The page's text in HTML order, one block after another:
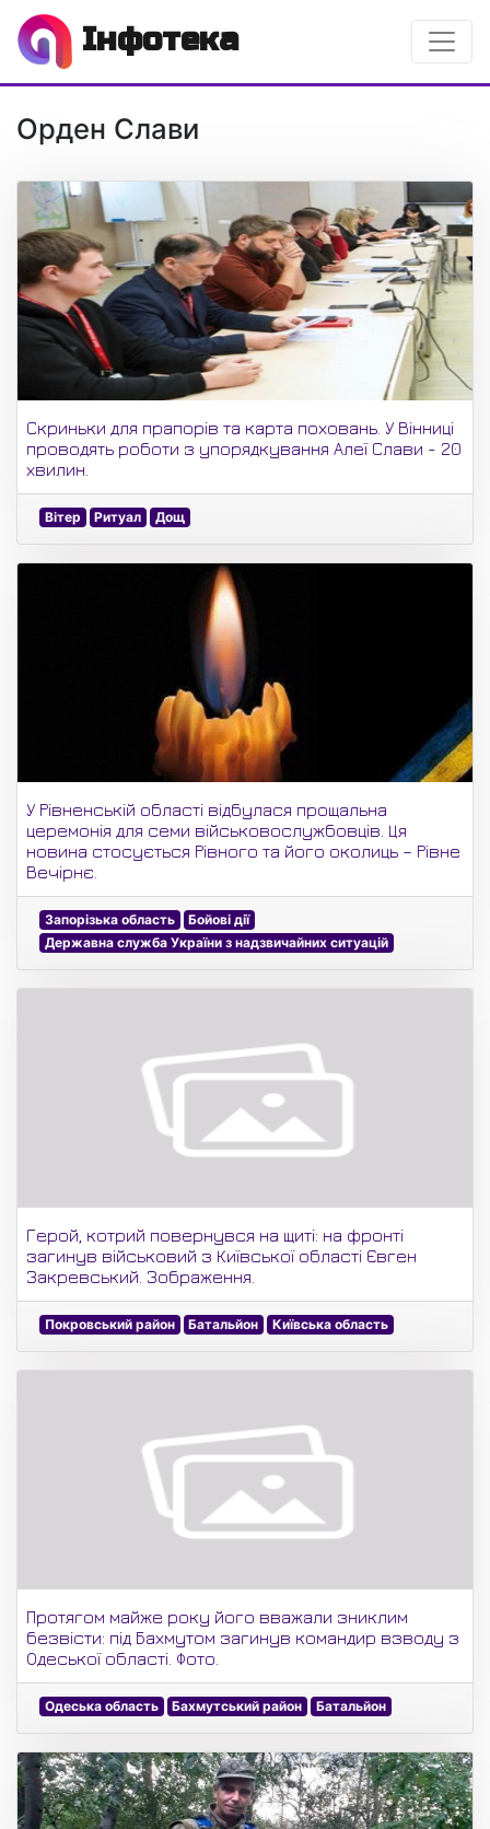
Інфотека
Орден Слави
Скриньки для прапорів та карта поховань. У Вінниці
проводять роботи з упорядкування Алеї Слави - 20
хвилин.
Вітер Ритуал Дощ
У Рівненській області відбулася прощальна
церемонія для семи військовослужбовців. Ця
новина стосується Рівного та його околиць – Рівне
Вечірнє.
Запорізька область
Бойові дії
Державна служба України з надзвичайних ситуацій
Герой, котрий повернувся на щиті: на фронті
загинув військовий з Київської області Євген
Закревський. Зображення.
Покровський район Батальйон Київська область
Протягом майже року його вважали зниклим
безвісти: під Бахмутом загинув командир взводу з
Одеської області. Фото.
Одеська область Бахмутський район Батальйон